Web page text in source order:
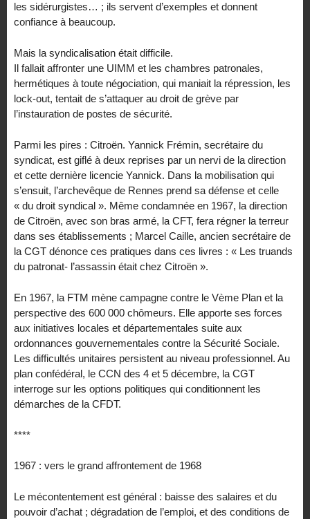
les sidérurgistes… ; ils servent d’exemples et donnent
confiance à beaucoup.
Mais la syndicalisation était difficile.
Il fallait affronter une UIMM et les chambres patronales,
hermétiques à toute négociation, qui maniait la répression, les
lock-out, tentait de s’attaquer au droit de grève par
l’instauration de postes de sécurité.
Parmi les pires : Citroën. Yannick Frémin, secrétaire du
syndicat, est giflé à deux reprises par un nervi de la direction
et cette dernière licencie Yannick. Dans la mobilisation qui
s’ensuit, l’archevêque de Rennes prend sa défense et celle
« du droit syndical ». Même condamnée en 1967, la direction
de Citroën, avec son bras armé, la CFT, fera régner la terreur
dans ses établissements ; Marcel Caille, ancien secrétaire de
la CGT dénonce ces pratiques dans ces livres : « Les truands
du patronat- l’assassin était chez Citroën ».
En 1967, la FTM mène campagne contre le Vème Plan et la
perspective des 600 000 chômeurs. Elle apporte ses forces
aux initiatives locales et départementales suite aux
ordonnances gouvernementales contre la Sécurité Sociale.
Les difficultés unitaires persistent au niveau professionnel. Au
plan confédéral, le CCN des 4 et 5 décembre, la CGT
interroge sur les options politiques qui conditionnent les
démarches de la CFDT.
****
1967 : vers le grand affrontement de 1968
Le mécontentement est général : baisse des salaires et du
pouvoir d’achat ; dégradation de l’emploi, et des conditions de